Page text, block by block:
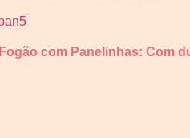
Fogão com Panelinhas: Com